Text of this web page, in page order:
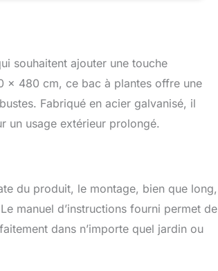
souhaitent ajouter une touche
x 480 cm, ce bac à plantes offre une
Fabriqué en acier galvanisé, il
un usage extérieur prolongé.
du produit, le montage, bien que long,
manuel d’instructions fourni permet de
dans n’importe quel jardin ou